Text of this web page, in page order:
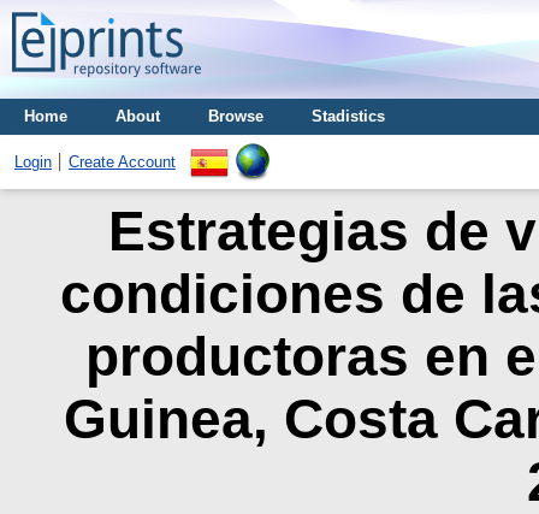
Home About Browse Stadistics
Login Create Account
Estrategias de
condiciones de
productoras en
Guinea, Costa